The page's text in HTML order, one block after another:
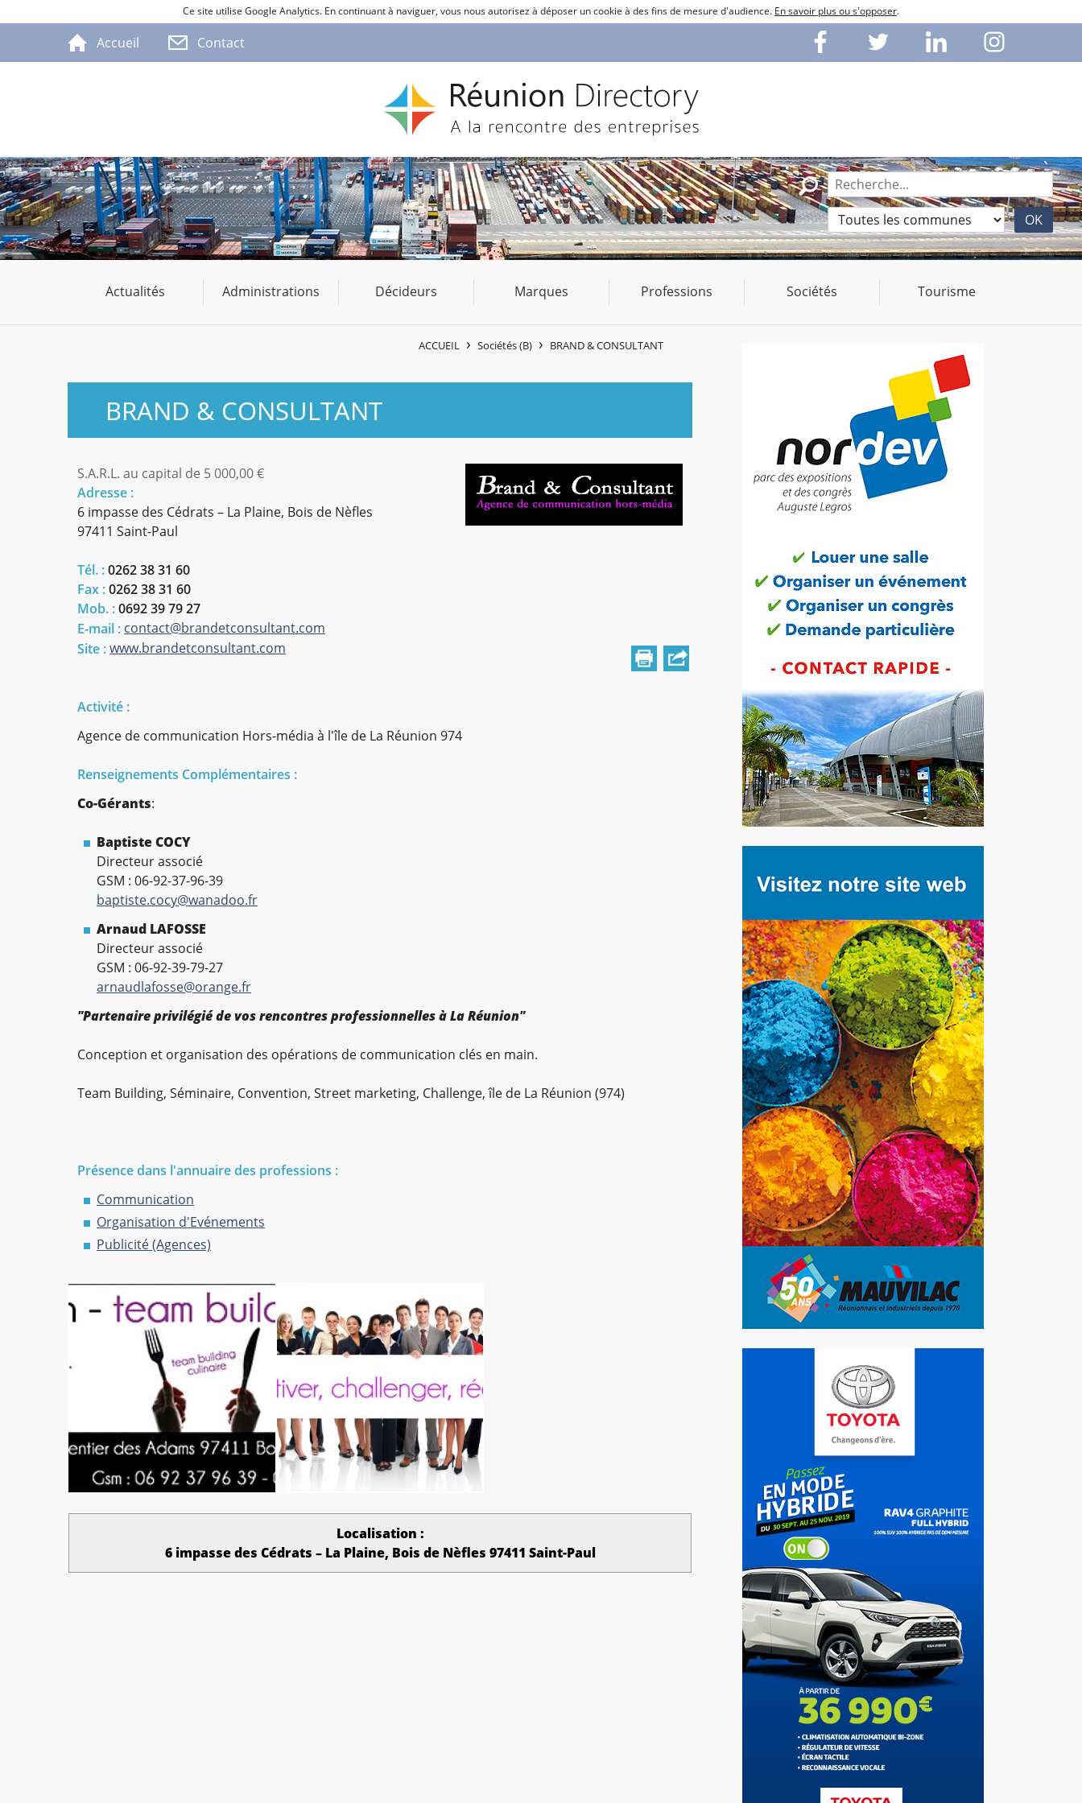
Ce site utilise Google Analytics. En continuant à naviguer, vous nous autorisez à déposer un cookie à des fins de mesure d'audience. En savoir plus ou s'opposer.
Accueil Contact
Actualités Administrations Décideurs Marques Professions Sociétés Tourisme
ACCUEIL Sociétés (B) BRAND & CONSULTANT
BRAND & CONSULTANT
S.A.R.L. au capital de 5 000,00 €
Adresse :
6 impasse des Cédrats – La Plaine, Bois de Nèfles
97411 Saint-Paul
Tél. :0262 38 31 60
Fax :0262 38 31 60
Mob. :0692 39 79 27
E-mail : contact@brandetconsultant.com
Site :www.brandetconsultant.com
Activité :
Agence de communication Hors-média à l'île de La Réunion 974
Renseignements Complémentaires :
Co-Gérants:
Baptiste COCY
Directeur associé
GSM : 06-92-37-96-39
baptiste.cocy@wanadoo.fr
Arnaud LAFOSSE
Directeur associé
GSM : 06-92-39-79-27
arnaudlafosse@orange.fr
"Partenaire privilégié de vos rencontres professionnelles à La Réunion"
Conception et organisation des opérations de communication clés en main.
Team Building, Séminaire, Convention, Street marketing, Challenge, île de La Réunion (974)
Présence dans l'annuaire des professions :
Communication
Organisation d'Evénements
Publicité (Agences)
Localisation :
6 impasse des Cédrats – La Plaine, Bois de Nèfles 97411 Saint-Paul